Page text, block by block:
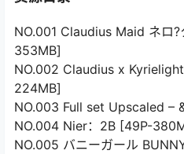
NO.001 Claudius Maid ネロ
353MB]
NO.002 Claudius x
224MB]
NO.003 Full set Upscaled –
NO.004 Nier：2B [49P-
NO.005 バニーガール